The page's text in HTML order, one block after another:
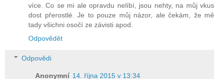
více. Co se mi ale opravdu nelíbí, jsou nehty, na můj vkus
dost přerostlé. Je to pouze můj názor, ale čekám, že mě
tady všichni osočí ze závisti apod.
Odpovědět
Odpovědi
Anonymní 14. října 2015 v 13:34